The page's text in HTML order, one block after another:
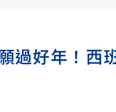
過好年！西